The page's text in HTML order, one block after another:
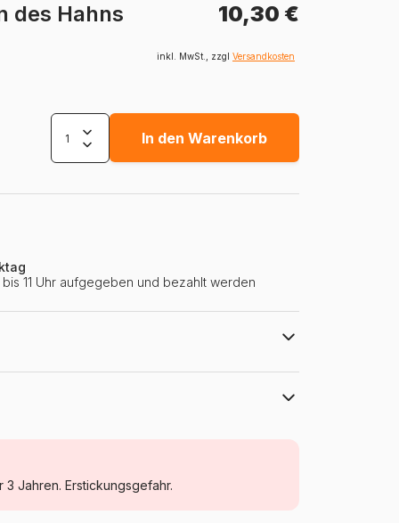
des Hahns 10,30 €
inkl. MwSt., zzgl Versandkosten
In den Warenkorb
11 Uhr aufgegeben und bezahlt werden
Puzzle für Erwachsene (500 bis 48000
Jahren. Erstickungsgefahr.